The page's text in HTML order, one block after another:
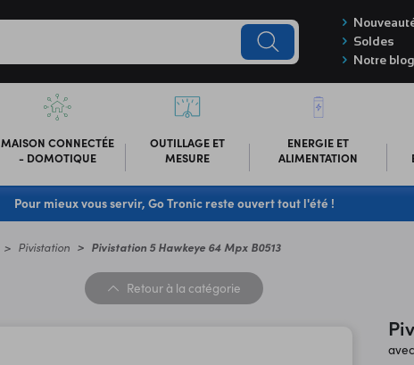
Soldes
Notre blog
MAISON CONNECTÉE
- DOMOTIQUE
OUTILLAGE ET
MESURE
ENERGIE ET
ALIMENTATION
Pour mieux vous servir, Go Tronic reste ouvert tout l'été !
Pivistation Pivistation 5 Hawkeye 64 Mpx B0513
Retour à la catégorie